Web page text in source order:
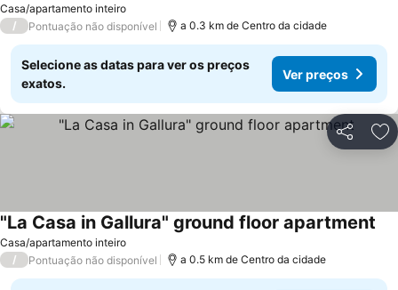
Casa/apartamento inteiro
/ Pontuação não disponível a 0.3 km de Centro da cidade
Selecione as datas para ver os preços
exatos.
Ver preços
Partilhar
Casa/apartamento inteiro
"La Casa in Gallura" ground floor apartment
/ Pontuação não disponível a 0.5 km de Centro da cidade